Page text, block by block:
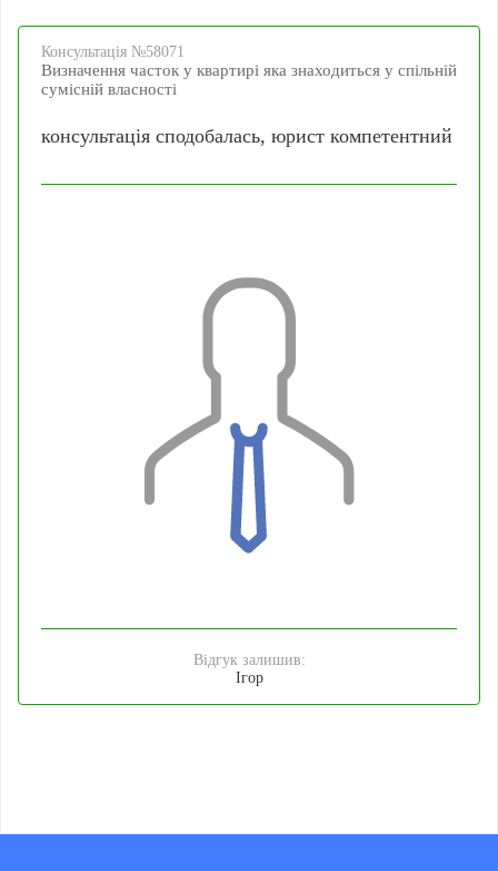
Консультацiя №58071
Визначення часток у квартирі яка знаходиться у спільній
сумісній власності
консультація сподобалась, юрист компетентний
Відгук залишив:
Ігор